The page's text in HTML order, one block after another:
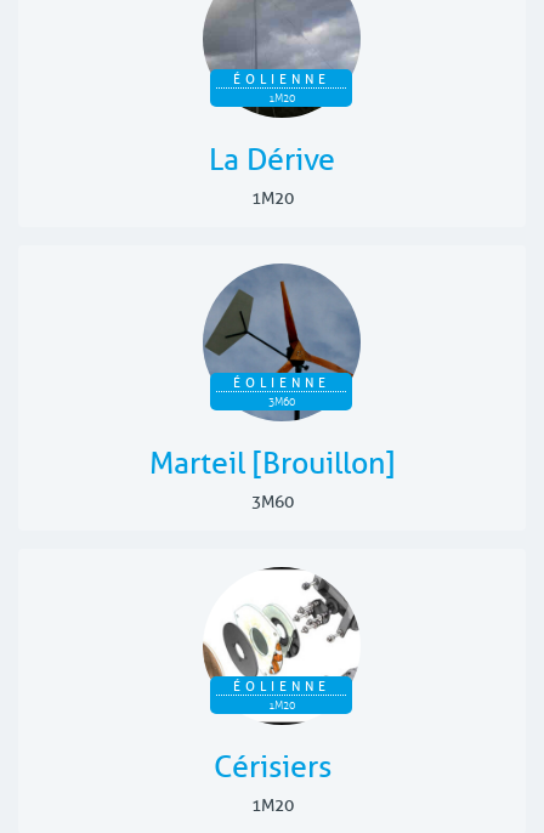
ÉOLIENNE
1M20
La Dérive
1M20
ÉOLIENNE
3M60
Marteil [Brouillon]
3M60
ÉOLIENNE
1M20
Cérisiers
1M20